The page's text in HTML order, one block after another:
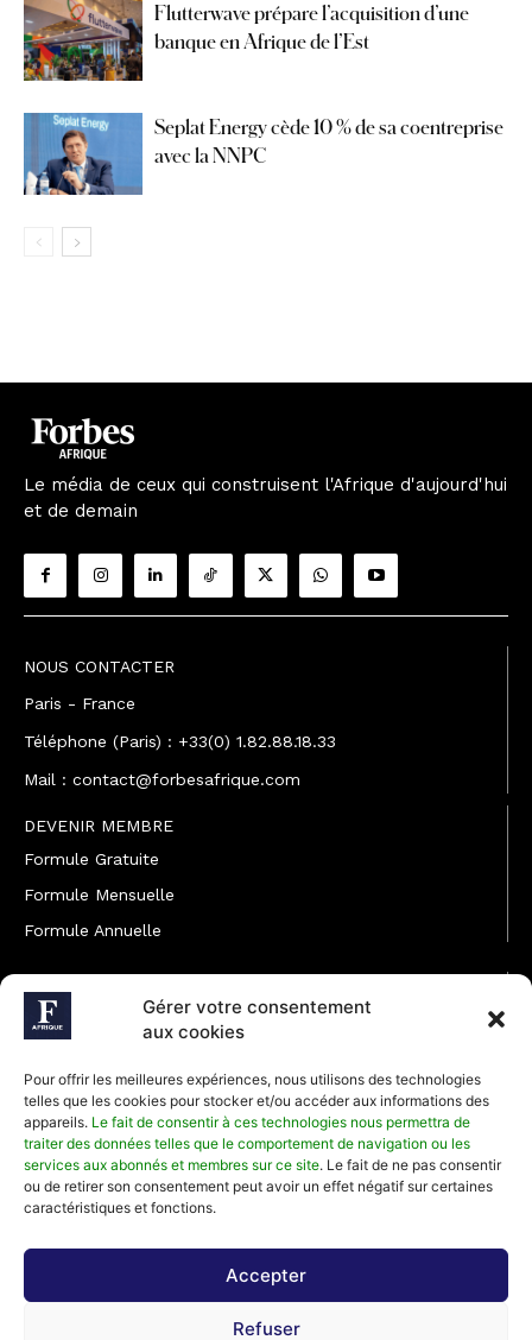
Gérer votre consentement
aux cookies
Pour offrir les meilleures expériences, nous utilisons des technologies
telles que les cookies pour stocker et/ou accéder aux informations des
appareils. Le fait de consentir à ces technologies nous permettra de
traiter des données telles que le comportement de navigation ou les
services aux abonnés et membres sur ce site. Le fait de ne pas consentir
ou de retirer son consentement peut avoir un effet négatif sur certaines
caractéristiques et fonctions.
Accepter
Refuser
Flutterwave prépare l’acquisition d’une
banque en Afrique de l’Est
Seplat Energy cède 10 % de sa coentreprise
avec la NNPC
Le média de ceux qui construisent l'Afrique d'aujourd'hui
et de demain
NOUS CONTACTER
Paris - France
Téléphone (Paris) : +33(0) 1.82.88.18.33
Mail : contact@forbesafrique.com
DEVENIR MEMBRE
Formule Gratuite
Formule Mensuelle
Formule Annuelle
JOINDRE L'ÉQUIPE
Rédaction
Développement commercial
Communiquer avec Forbes Afrique
Média Kit 2026
Abonnez-vous à la newsletter de Forbes Afrique et recevez
régulièrement nos meilleurs articles